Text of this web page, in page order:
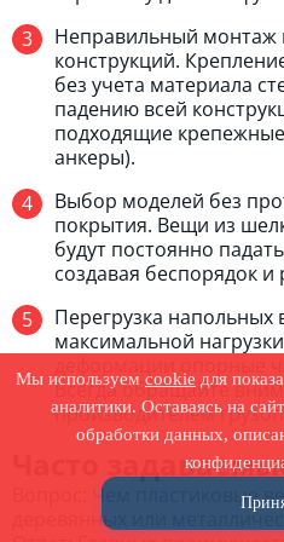
Неправильный монтаж
конструкций.
без учета материала
падению всей
подходящие
анкеры).
Выбор моделей без
покрытия. Вещи из
будут постоянно
создавая беспорядок и
Перегрузка
максимальной
Всегда обращайте
производителем
Часто
Вопрос: Чем пластиковые
деревянных или
Мы используем cookie для
аналитики. Оставаясь на
обработки данных,